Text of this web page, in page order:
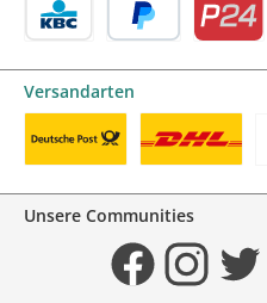
Versandarten
Unsere Communities
FacebookInstagramTwitter